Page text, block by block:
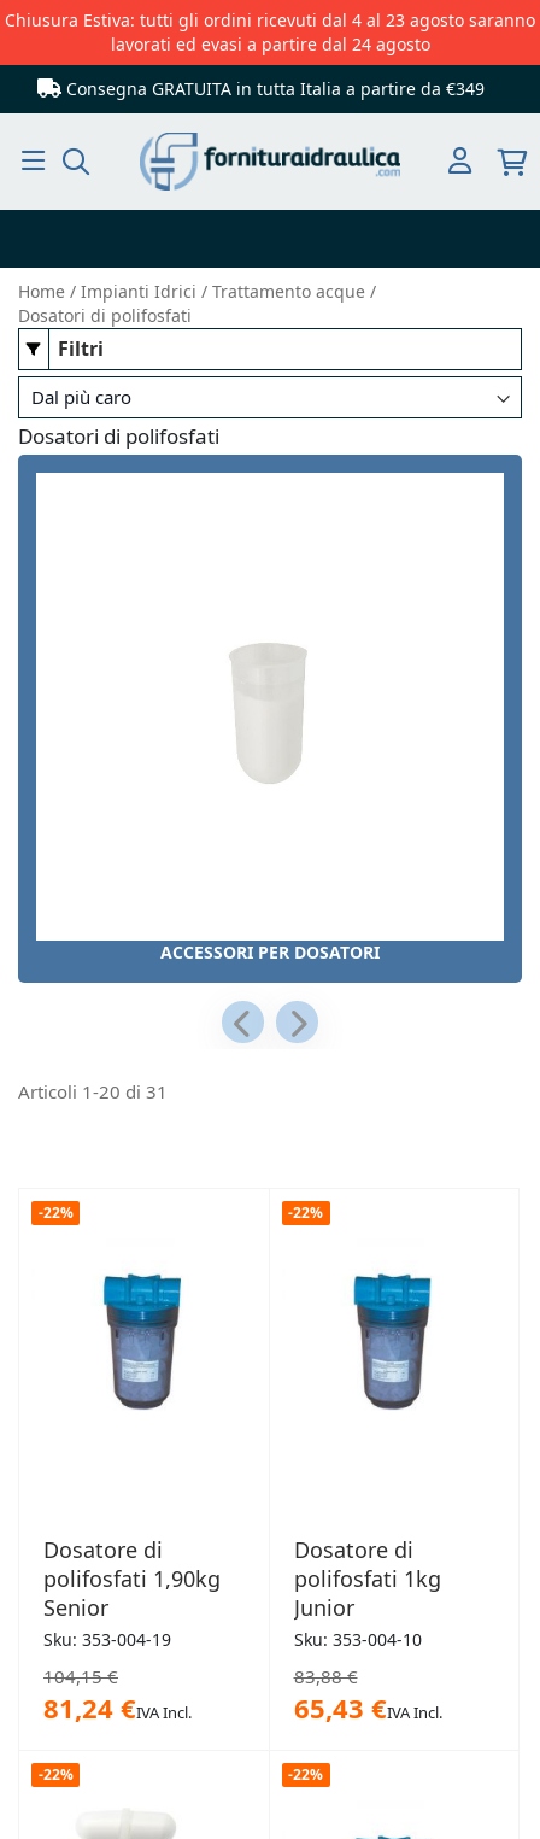
Chiusura Estiva: tutti gli ordini ricevuti dal 4 al 23 agosto saranno
lavorati ed evasi a partire dal 24 agosto
Consegna GRATUITA in tutta Italia a partire da €349
Home Impianti Idrici
Trattamento acque
Dosatori di polifosfati
Dosatori di polifosfati
ACCESSORI PER DOSATORI
Articoli 1-20 di 31
-22%
Dosatore di
polifosfati 1,90kg
Senior
Sku: 353-004-19
104,15 €
81,24 €IVA Incl.
-22%
Dosatore di
polifosfati 1kg
Junior
Sku: 353-004-10
83,88 €
65,43 €IVA Incl.
-22% -22%
Filtri